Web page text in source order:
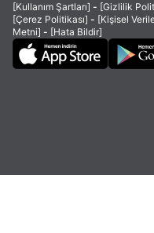
[Kullanım Şartları] - [Gizlilik
[Çerez Politikası] - [Kişisel
Metni] - [Hata Bildir]